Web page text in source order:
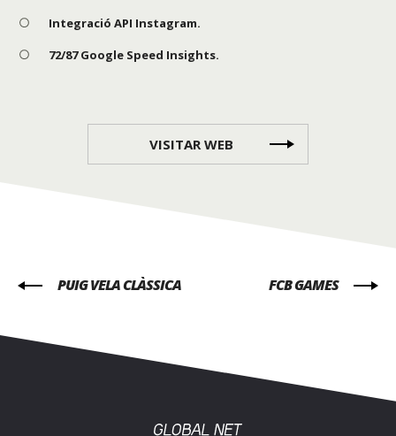
Integració API Instagram.
72/87 Google Speed Insights.
VISITAR WEB
PUIG VELA CLÀSSICA FCB GAMES